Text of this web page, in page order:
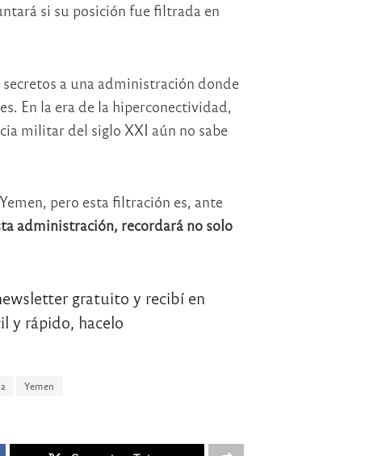
si su posición fue filtrada en
a una administración donde
En la era de la hiperconectividad,
militar del siglo XXI aún no sabe
pero esta filtración es, ante
administración, recordará no solo
gratuito y recibí en
y rápido, hacelo
Yemen